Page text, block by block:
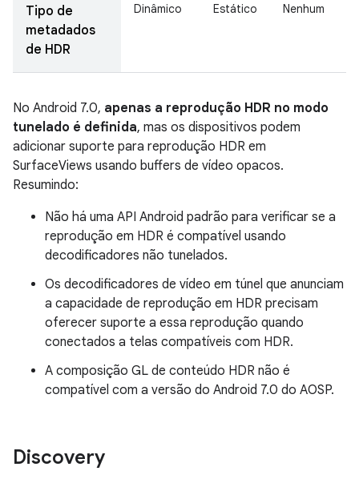
Tipo de
metadados
de HDR
Dinâmico Estático Nenhum
No Android 7.0, apenas a reprodução HDR no modo
tunelado é definida, mas os dispositivos podem
adicionar suporte para reprodução HDR em
SurfaceViews usando buffers de vídeo opacos.
Resumindo:
Não há uma API Android padrão para verificar se a
reprodução em HDR é compatível usando
decodificadores não tunelados.
Os decodificadores de vídeo em túnel que anunciam
a capacidade de reprodução em HDR precisam
oferecer suporte a essa reprodução quando
conectados a telas compatíveis com HDR.
A composição GL de conteúdo HDR não é
compatível com a versão do Android 7.0 do AOSP.
Discovery